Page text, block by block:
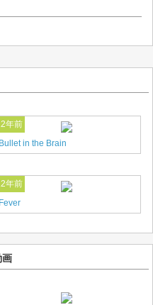
年前
Bullet in the Brain
年前
Fever
画